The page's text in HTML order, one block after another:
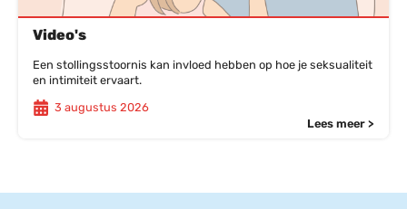
Video's
Een stollingsstoornis kan invloed hebben op hoe je seksualiteit
en intimiteit ervaart.
3 augustus 2026
Lees meer >